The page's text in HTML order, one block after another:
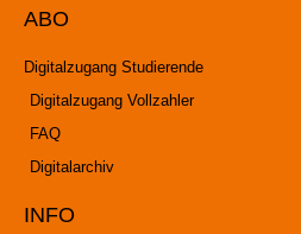
ABO
Digitalzugang Studierende
Digitalzugang Vollzahler
FAQ
Digitalarchiv
INFO